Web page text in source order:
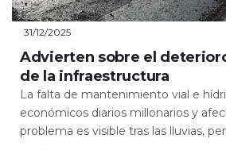
31/12/2025
Advierten sobre el
de la infraestructura
La falta de mantenimiento vial e
económicos diarios millonarios y
problema es visible tras las lluvias,